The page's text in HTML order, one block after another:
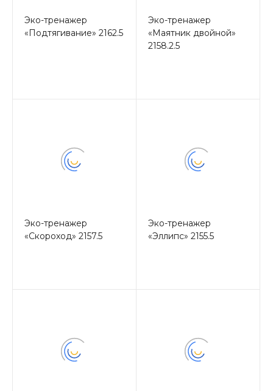
Эко-тренажер
«Подтягивание» 2162.5
Эко-тренажер
«Маятник двойной»
2158.2.5
Эко-тренажер
«Скороход» 2157.5
Эко-тренажер
«Эллипс» 2155.5